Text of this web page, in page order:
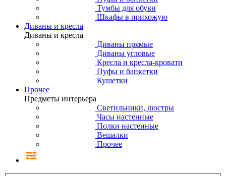
Тумбы для обуви
Шкафы в прихожую
Диваны и кресла
Диваны и кресла
Диваны прямые
Диваны угловые
Кресла и кресла-кровати
Пуфы и банкетки
Кушетки
Прочее
Предметы интерьера
Светильники, люстры
Часы настенные
Полки настенные
Вешалки
Прочее